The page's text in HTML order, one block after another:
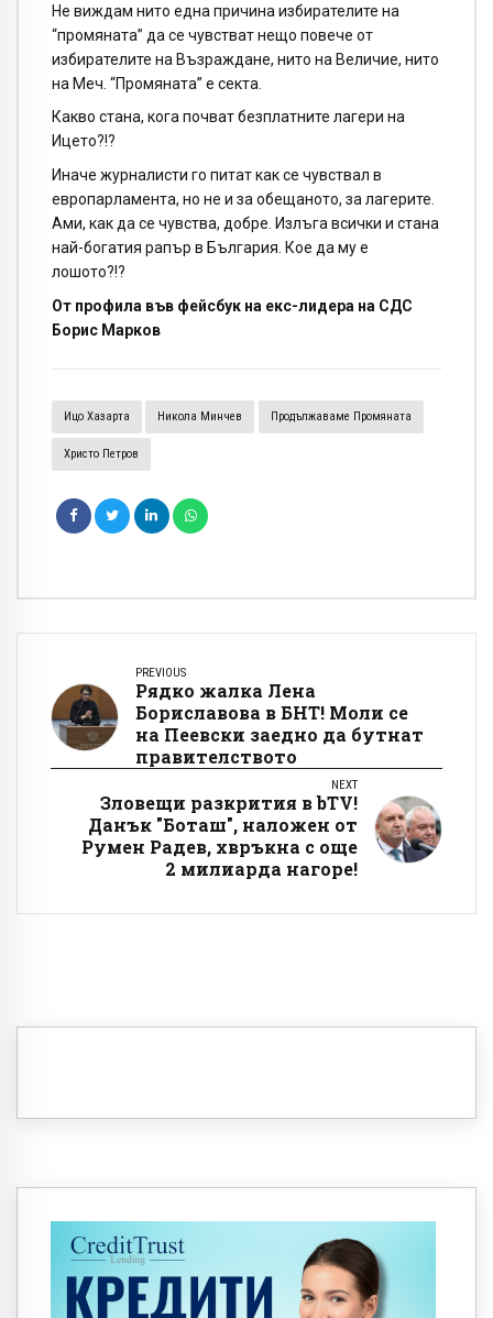
Не виждам нито една причина избирателите на
“промяната” да се чувстват нещо повече от
избирателите на Възраждане, нито на Величие, нито
на Меч. “Промяната” е секта.
Какво стана, кога почват безплатните лагери на
Ицето?!?
Иначе журналисти го питат как се чувствал в
европарламента, но не и за обещаното, за лагерите.
Ами, как да се чувства, добре. Излъга всички и стана
най-богатия рапър в България. Кое да му е
лошото?!?
От профила във фейсбук на екс-лидера на СДС
Борис Марков
Ицо Хазарта Никола Минчев Продължаваме Промяната
Христо Петров
PREVIOUS
Рядко жалка Лена
Бориславова в БНТ! Моли се
на Пеевски заедно да бутнат
правителството
NEXT
Зловещи разкрития в bTV!
Данък "Боташ", наложен от
Румен Радев, хвръкна с още
2 милиарда нагоре!